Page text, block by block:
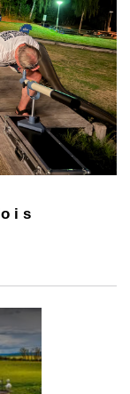
i s